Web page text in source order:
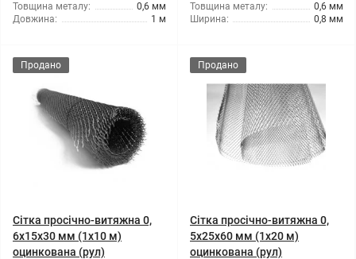
Товщина металу:
0,6 мм
Довжина:
1 м
Товщина металу:
0,6 мм
Ширина:
0,8 мм
Продано
Сітка просічно-витяжна 0,
6x15x30 мм (1x10 м)
оцинкована (рул)
Продано
Сітка просічно-витяжна 0,
5x25x60 мм (1x20 м)
оцинкована (рул)